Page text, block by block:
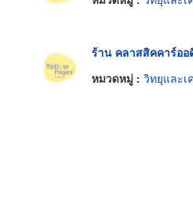
ร้าน คลาสสิคคาร์ออ
หมวดหมู่ : วิทยุและเค